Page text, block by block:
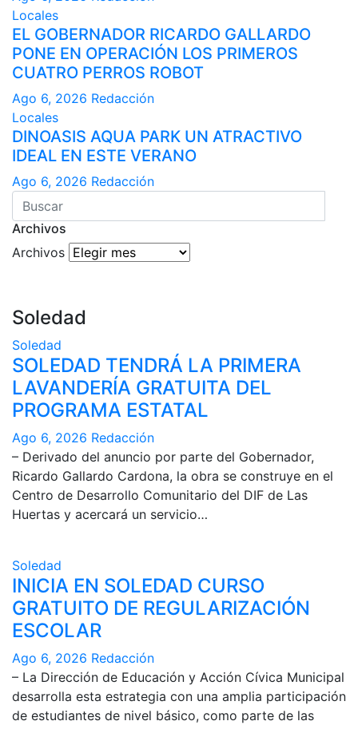
Locales
EL GOBERNADOR RICARDO GALLARDO
PONE EN OPERACIÓN LOS PRIMEROS
CUATRO PERROS ROBOT
Ago 6, 2026 Redacción
Locales
DINOASIS AQUA PARK UN ATRACTIVO
IDEAL EN ESTE VERANO
Ago 6, 2026 Redacción
Archivos
Archivos
Soledad
Soledad
SOLEDAD TENDRÁ LA PRIMERA
LAVANDERÍA GRATUITA DEL
PROGRAMA ESTATAL
Ago 6, 2026 Redacción
– Derivado del anuncio por parte del Gobernador,
Ricardo Gallardo Cardona, la obra se construye en el
Centro de Desarrollo Comunitario del DIF de Las
Huertas y acercará un servicio…
Soledad
INICIA EN SOLEDAD CURSO
GRATUITO DE REGULARIZACIÓN
ESCOLAR
Ago 6, 2026 Redacción
– La Dirección de Educación y Acción Cívica Municipal
desarrolla esta estrategia con una amplia participación
de estudiantes de nivel básico, como parte de las